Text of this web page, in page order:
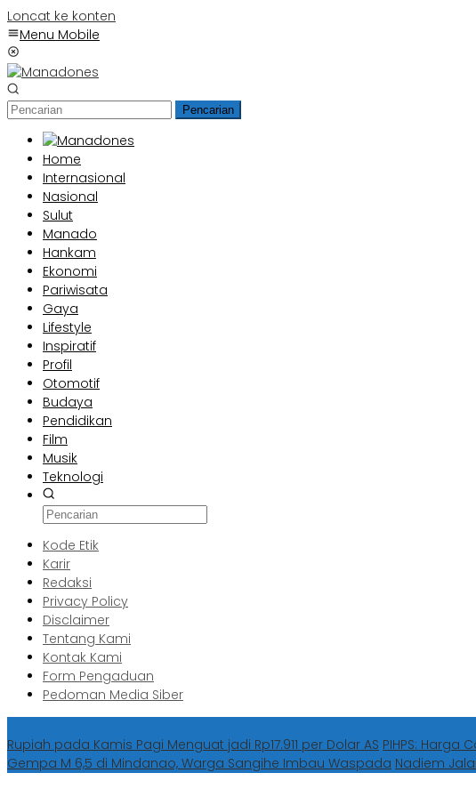
Loncat ke konten
Menu Mobile
Pencarian
Home
Internasional
Nasional
Sulut
Manado
Hankam
Ekonomi
Pariwisata
Gaya
Lifestyle
Inspiratif
Profil
Otomotif
Budaya
Pendidikan
Film
Musik
Teknologi
Kode Etik
Karir
Redaksi
Privacy Policy
Disclaimer
Tentang Kami
Kontak Kami
Form Pengaduan
Pedoman Media Siber
Rupiah pada Kamis Pagi Menguat jadi Rp17.911 per Dolar AS PIHPS: Harga
Gempa M 6,5 di Mindanao, Warga Sangihe Imbau Waspada Nadiem